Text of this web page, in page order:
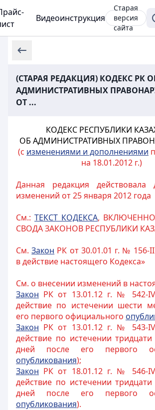
Видеоинструкция
Старая
версия
сайта
(СТАРАЯ РЕДАКЦИЯ) КОДЕКС РК
АДМИНИСТРАТИВНЫХ
ОТ ...
КОДЕКС РЕСПУБЛИКИ
ОБ АДМИНИСТРАТИВНЫХ
(с изменениями и дополнениями
на 18.01.2012 г.)
Данная редакция действовала
изменений от 25 января 2012 года
См.: ТЕКСТ КОДЕКСА,
СВОДА ЗАКОНОВ РЕСПУБЛИКИ
См.Закон РК от 30.01.01 г. № 156-
в действие настоящего Кодекса»
См. о внесении изменений в
Закон РК от 13.01.12 г. № 542-
действие по истечении шести
его первого официального
Закон РК от 13.01.12 г. № 543-
действие по истечении
дней после его первого
опубликования);
Закон РК от 18.01.12 г. № 546-
действие по истечении
дней после его первого
опубликования).